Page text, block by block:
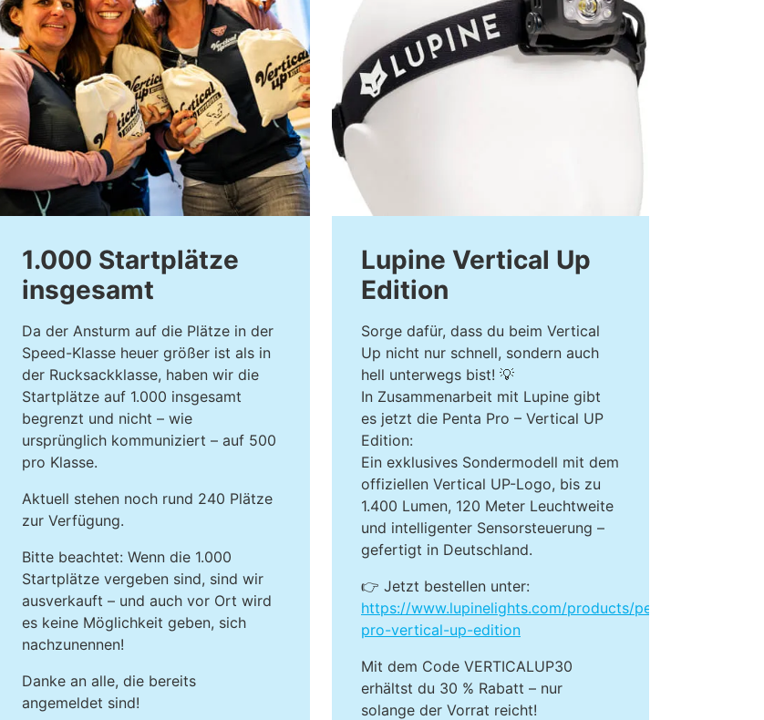
1.000 Startplätze
insgesamt
Da der Ansturm auf die Plätze in der
Speed-Klasse heuer größer ist als in
der Rucksackklasse, haben wir die
Startplätze auf 1.000 insgesamt
begrenzt und nicht – wie
ursprünglich kommuniziert – auf 500
pro Klasse.
Aktuell stehen noch rund 240 Plätze
zur Verfügung.
Bitte beachtet: Wenn die 1.000
Startplätze vergeben sind, sind wir
ausverkauft – und auch vor Ort wird
es keine Möglichkeit geben, sich
nachzunennen!
Danke an alle, die bereits
angemeldet sind!
Lupine Vertical Up
Edition
Sorge dafür, dass du beim Vertical
Up nicht nur schnell, sondern auch
hell unterwegs bist! 💡
In Zusammenarbeit mit Lupine gibt
es jetzt die Penta Pro – Vertical UP
Edition:
Ein exklusives Sondermodell mit dem
offiziellen Vertical UP-Logo, bis zu
1.400 Lumen, 120 Meter Leuchtweite
und intelligenter Sensorsteuerung –
gefertigt in Deutschland.
👉 Jetzt bestellen unter:
https://www.lupinelights.com/products/penta-
pro-vertical-up-edition
Mit dem Code VERTICALUP30
erhältst du 30 % Rabatt – nur
solange der Vorrat reicht!